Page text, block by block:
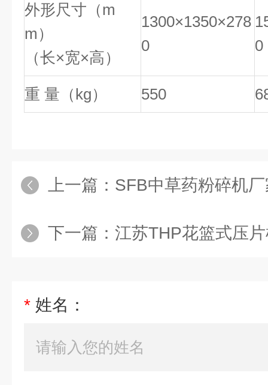
外形尺寸（m
m）
（长×宽×高）
1300×1350×278
0
0
重 量（kg） 550
上一篇： SFB中草药粉碎机
下一篇： 江苏THP花篮式压
* 姓名：